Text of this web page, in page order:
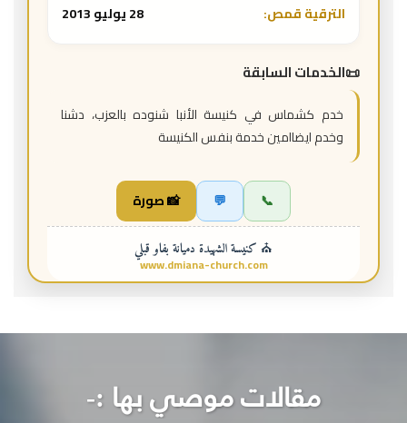
الترقية قمص:
28 يوليو 2013
الخدمات السابقة
خدم كشماس في كنيسة الأنبا شنوده بالعزب، دشنا
وخدم ايضاامين خدمة بنفس الكنيسة
📞
💬 📸 صورة
⛪ كنيسة الشهيدة دميانة بفاو قبلي
www.dmiana-church.com
مقالات موصي بها :-